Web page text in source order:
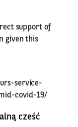
support of
given this
service-
covid-19/
cześć